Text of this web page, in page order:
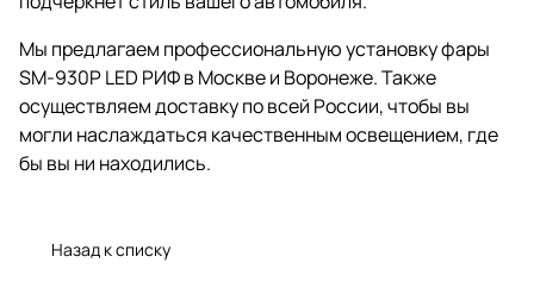
Мы предлагаем профессиональную установку фары
SM-930P LED РИФ в Москве и Воронеже. Также
осуществляем доставку по всей России, чтобы вы
могли наслаждаться качественным освещением, где
бы вы ни находились.
Назад к списку